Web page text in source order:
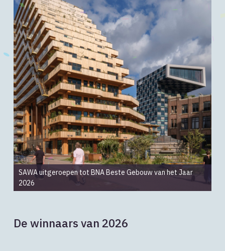
SAWA uitgeroepen tot BNA Beste Gebouw van het Jaar
2026
De winnaars van 2026